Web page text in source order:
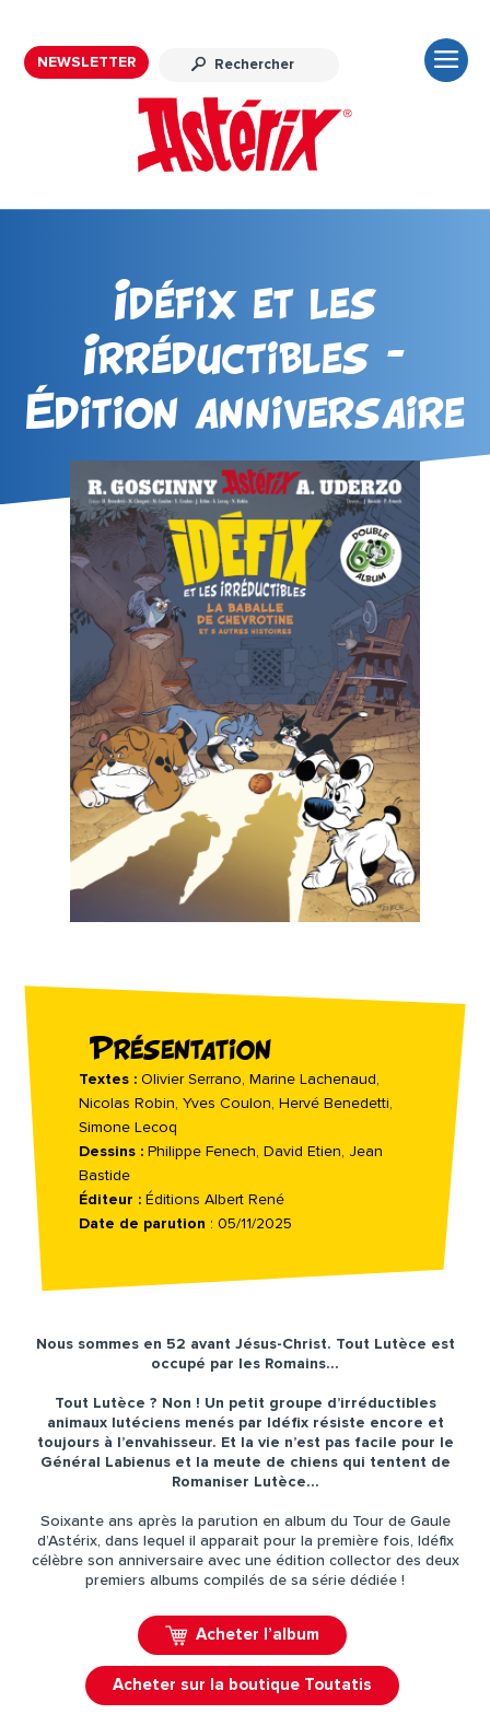
NEWSLETTER
Idéfix et les
Irréductibles –
Édition anniversaire
Présentation
Textes : Olivier Serrano, Marine Lachenaud,
Nicolas Robin, Yves Coulon, Hervé Benedetti,
Simone Lecoq
Dessins : Philippe Fenech, David Etien, Jean
Bastide
Éditeur : Éditions Albert René
Date de parution : 05/11/2025
Nous sommes en 52 avant Jésus-Christ. Tout Lutèce est
occupé par les Romains…
Tout Lutèce ? Non ! Un petit groupe d’irréductibles
animaux lutéciens menés par Idéfix résiste encore et
toujours à l’envahisseur. Et la vie n’est pas facile pour le
Général Labienus et la meute de chiens qui tentent de
Romaniser Lutèce…
Soixante ans après la parution en album du Tour de Gaule
d’Astérix, dans lequel il apparait pour la première fois, Idéfix
célèbre son anniversaire avec une édition collector des deux
premiers albums compilés de sa série dédiée !
Acheter l’album
Acheter sur la boutique Toutatis